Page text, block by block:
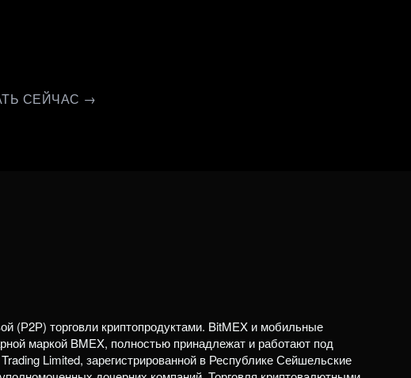
СЕЙЧАС →
(Р2Р) торговли криптопродуктами. BitMEX и мобильные
маркой BMEX, полностью принадлежат и работают под
Limited, зарегистрированной в Республике Сейшельские